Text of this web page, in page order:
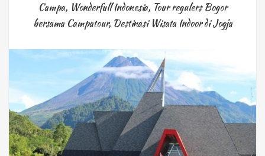
Campa, Wonderfull Indonesia, Tour regulers Bogor
bersama Campatour, Destinasi Wisata Indoor di Jogja